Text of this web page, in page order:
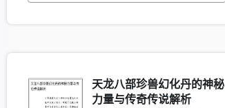
天龙八部珍兽幻化丹的神秘
力量与传奇传说解析